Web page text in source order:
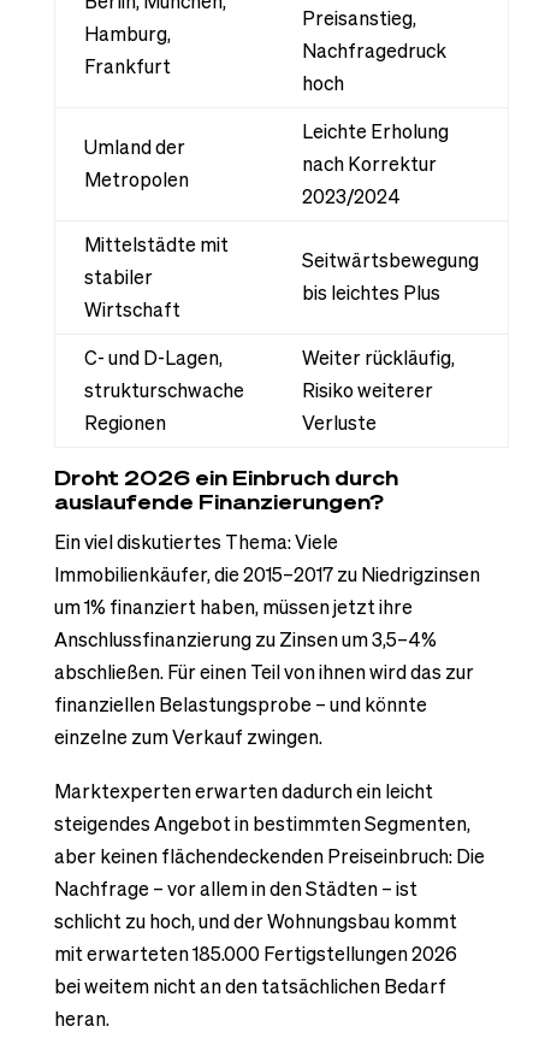
Hamburg,
Frankfurt
Preisanstieg,
Nachfragedruck
hoch
Umland der
Metropolen
Leichte Erholung
nach Korrektur
2023/2024
Mittelstädte mit
stabiler
Wirtschaft
Seitwärtsbewegung
bis leichtes Plus
C- und D-Lagen,
strukturschwache
Regionen
Weiter rückläufig,
Risiko weiterer
Verluste
Droht 2026 ein Einbruch durch
auslaufende Finanzierungen?
Ein viel diskutiertes Thema: Viele
Immobilienkäufer, die 2015–2017 zu Niedrigzinsen
um 1% finanziert haben, müssen jetzt ihre
Anschlussfinanzierung zu Zinsen um 3,5–4%
abschließen. Für einen Teil von ihnen wird das zur
finanziellen Belastungsprobe – und könnte
einzelne zum Verkauf zwingen.
Marktexperten erwarten dadurch ein leicht
steigendes Angebot in bestimmten Segmenten,
aber keinen flächendeckenden Preiseinbruch: Die
Nachfrage – vor allem in den Städten – ist
schlicht zu hoch, und der Wohnungsbau kommt
mit erwarteten 185.000 Fertigstellungen 2026
bei weitem nicht an den tatsächlichen Bedarf
heran.